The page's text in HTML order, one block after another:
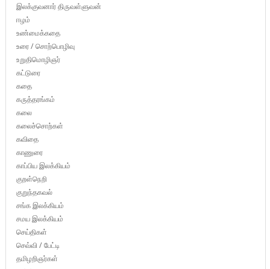
இலக்குவனார் திருவள்ளுவன்
ஈழம்
உண்மைக்கதை
உரை / சொற்பொழிவு
உறுதிமொழிஞர்
கட்டுரை
கதை
கருத்தரங்கம்
கலை
கலைச்சொற்கள்
கவிதை
காணுரை
காப்பிய இலக்கியம்
குறள்நெறி
குறுந்தகவல்
சங்க இலக்கியம்
சமய இலக்கியம்
செய்திகள்
செவ்வி / பேட்டி
தமிழறிஞர்கள்